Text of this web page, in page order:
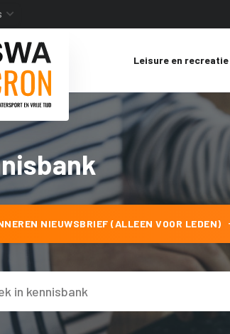
Leisure en recreatie
NIEUWSBRIEF (ALLEEN VOOR LEDEN)